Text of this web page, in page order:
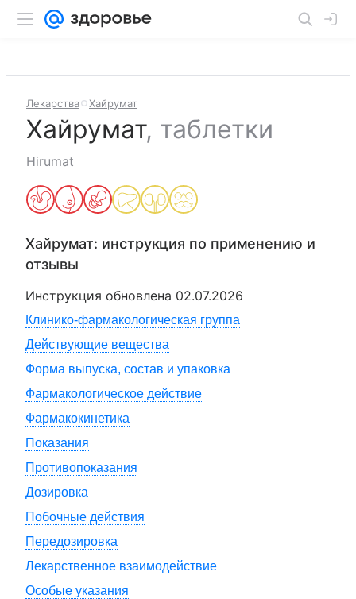
Лекарства Хайрумат
Хайрумат, таблетки
Hirumat
Хайрумат: инструкция по применению и
отзывы
Инструкция обновлена 02.07.2026
Клинико-фармакологическая группа
Действующие вещества
Форма выпуска, состав и упаковка
Фармакологическое действие
Фармакокинетика
Показания
Противопоказания
Дозировка
Побочные действия
Передозировка
Лекарственное взаимодействие
Особые указания